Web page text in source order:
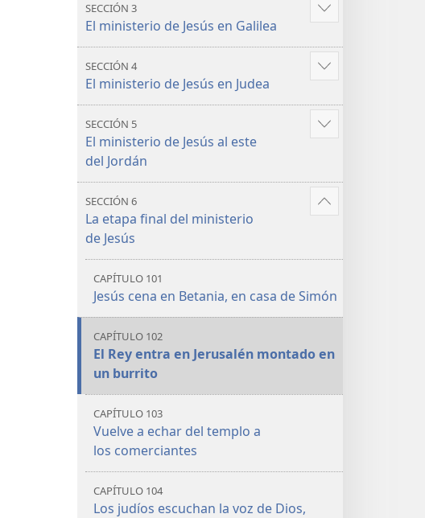
SECCIÓN 3
El ministerio de Jesús en Galilea
Mostrar
SECCIÓN 4
El ministerio de Jesús en Judea
Mostrar
SECCIÓN 5
El ministerio de Jesús al este
del Jordán
Mostrar
SECCIÓN 6
La etapa final del ministerio
de Jesús
Mostrar
CAPÍTULO 101
Jesús cena en Betania, en casa de Simón
CAPÍTULO 102
El Rey entra en Jerusalén montado en
un burrito
CAPÍTULO 103
Vuelve a echar del templo a
los comerciantes
CAPÍTULO 104
Los judíos escuchan la voz de Dios,